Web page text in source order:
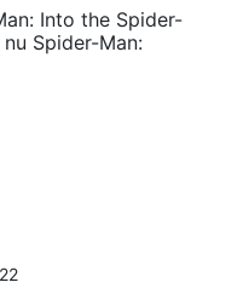
Into the Spider-
Spider-Man: